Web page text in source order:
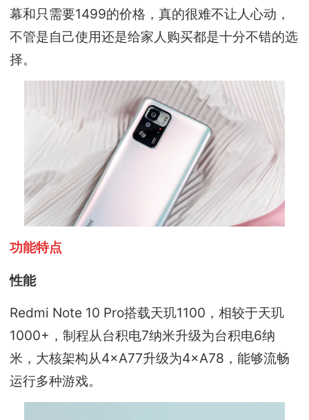
幕和只需要1499的价格，真的很难不让人心动，
不管是自己使用还是给家人购买都是十分不错的选
择。
功能特点
性能
Redmi Note 10 Pro搭载天玑1100，相较于天玑
1000+，制程从台积电7纳米升级为台积电6纳
米，大核架构从4×A77升级为4×A78，能够流畅
运行多种游戏。